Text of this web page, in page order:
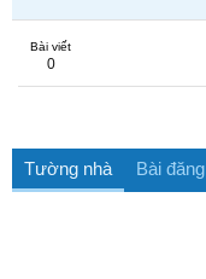
Bài viết
0
Tường nhà Bài đăng